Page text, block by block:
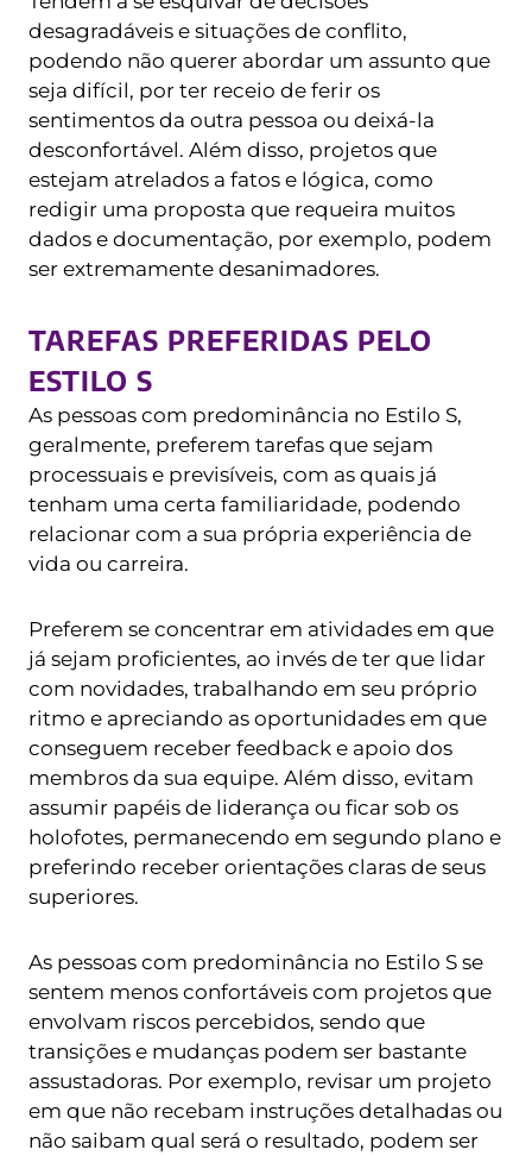
desagradáveis ​​e situações de conflito,
podendo não querer abordar um assunto que
seja difícil, por ter receio de ferir os
sentimentos da outra pessoa ou deixá-la
desconfortável. Além disso, projetos que
estejam atrelados a fatos e lógica, como
redigir uma proposta que requeira muitos
dados e documentação, por exemplo, podem
ser extremamente desanimadores.
TAREFAS PREFERIDAS PELO
ESTILO S
As pessoas com predominância no Estilo S,
geralmente, preferem tarefas que sejam
processuais e previsíveis, com as quais já
tenham uma certa familiaridade, podendo
relacionar com a sua própria experiência de
vida ou carreira.
Preferem se concentrar em atividades em que
já sejam proficientes, ao invés de ter que lidar
com novidades, trabalhando em seu próprio
ritmo e apreciando as oportunidades em que
conseguem receber feedback e apoio dos
membros da sua equipe. Além disso, evitam
assumir papéis de liderança ou ficar sob os
holofotes, permanecendo em segundo plano e
preferindo receber orientações claras de seus
superiores.
As pessoas com predominância no Estilo S se
sentem menos confortáveis ​​com projetos que
envolvam riscos percebidos, sendo que
transições e mudanças podem ser bastante
assustadoras. Por exemplo, revisar um projeto
em que não recebam instruções detalhadas ou
não saibam qual será o resultado, podem ser